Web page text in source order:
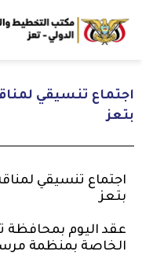
اجتماع تنسيقي
بتعز
اجتماع تنسيقي
بتعز
عقد اليوم بمحافظة
الخاصة بمنظمة